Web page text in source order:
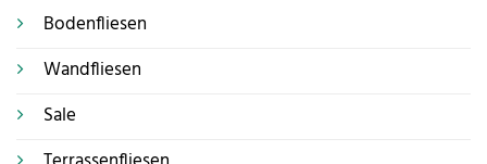
Bodenfliesen
Wandfliesen
Sale